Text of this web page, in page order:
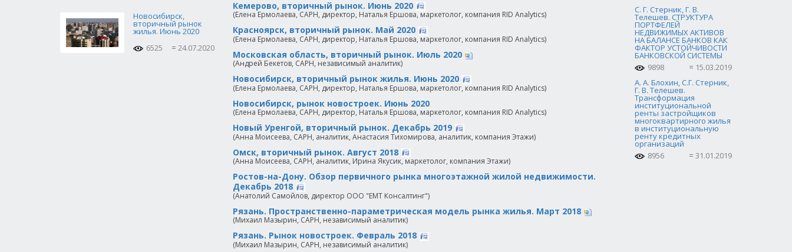
Новосибирск,
вторичный рынок
жилья. Июнь 2020
6525
24.07.2020
Кемерово, вторичный рынок. Июнь 2020
(Елена Ермолаева, САРН, директор, Наталья Ершова, маркетолог, компания RID Analytics)
Красноярск, вторичный рынок. Май 2020
(Елена Ермолаева, САРН, директор, Наталья Ершова, маркетолог, компания RID Analytics)
Московская область, вторичный рынок. Июль 2020
(Андрей Бекетов, САРН, независимый аналитик)
Новосибирск, вторичный рынок жилья. Июнь 2020
(Елена Ермолаева, САРН, директор, Наталья Ершова, маркетолог, компания RID Analytics)
Новосибирск, рынок новостроек. Июнь 2020
(Елена Ермолаева, САРН, директор, Наталья Ершова, маркетолог, компания RID Analytics)
Новый Уренгой, вторичный рынок. Декабрь 2019
(Анна Моисеева, САРН, аналитик, Анастасия Тихомирова, аналитик, компания Этажи)
Омск, вторичный рынок. Август 2018
(Анна Моисеева, САРН, аналитик, Ирина Якусик, маркетолог, компания Этажи)
Ростов-на-Дону. Обзор первичного рынка многоэтажной жилой недвижимости.
Декабрь 2018
(Анатолий Самойлов, директор ООО "ЕМТ Консалтинг")
Рязань. Пространственно-параметрическая модель рынка жилья. Март 2018
(Михаил Мазырин, САРН, независимый аналитик)
Рязань. Рынок новостроек. Февраль 2018
(Михаил Мазырин, САРН, независимый аналитик)
С. Г. Стерник, Г. В.
Телешев. СТРУКТУРА
ПОРТФЕЛЕЙ
НЕДВИЖИМЫХ АКТИВОВ
НА БАЛАНСЕ БАНКОВ КАК
ФАКТОР УСТОЙЧИВОСТИ
БАНКОВСКОЙ СИСТЕМЫ
9898
15.03.2019
А. А. Блохин, С.Г. Стерник,
Г. В. Телешев.
Трансформация
институциональной
ренты застройщиков
многоквартирного жилья
в институциональную
ренту кредитных
организаций
8956
31.01.2019